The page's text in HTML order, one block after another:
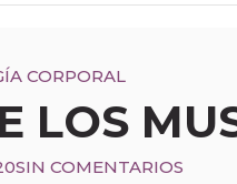
CORPORAL
LOS
SIN COMENTARIOS